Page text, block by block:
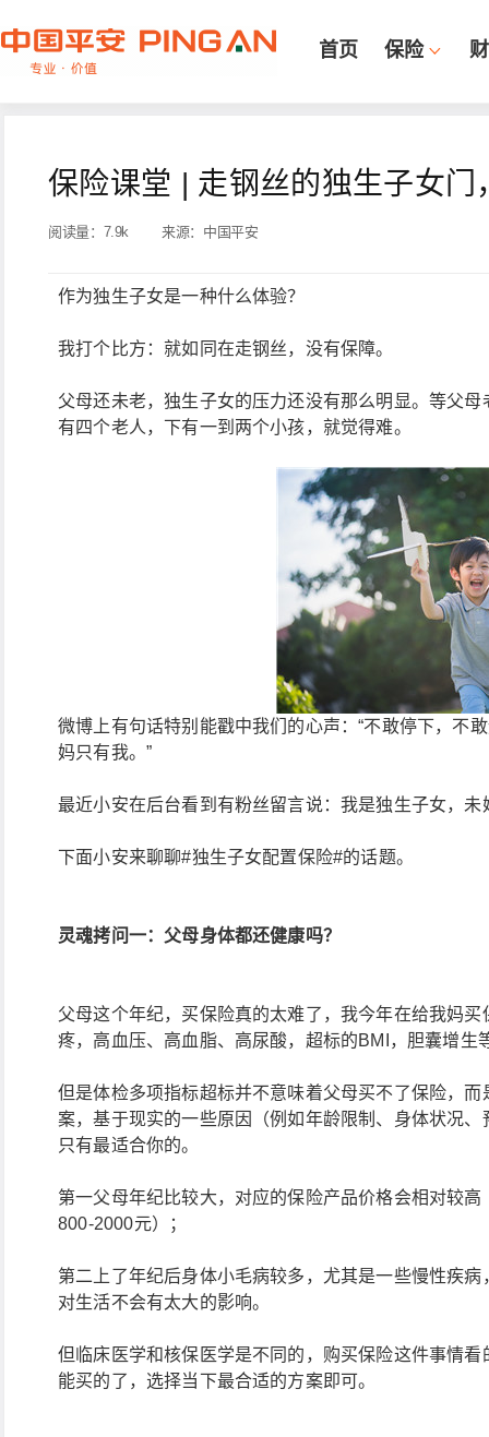
首页 保险
保险课堂 | 走钢丝的独生子女门
阅读量： 7.9k 来源： 中国平安
作为独生子女是一种什么体验？
我打个比方：就如同在走钢丝，没有保障。
父母还未老，独生子女的压力还没有那么明显。等父
有四个老人，下有一到两个小孩，就觉得难。
微博上有句话特别能戳中我们的心声：“不敢停下，不
妈只有我。”
最近小安在后台看到有粉丝留言说：我是独生子女，
下面小安来聊聊#独生子女配置保险#的话题。
灵魂拷问一：父母身体都还健康吗？
父母这个年纪，买保险真的太难了，我今年在给我妈
疼，高血压、高血脂、高尿酸，超标的BMI，胆囊增生
但是体检多项指标超标并不意味着父母买不了保险，
案，基于现实的一些原因（例如年龄限制、身体状况
只有最适合你的。
第一父母年纪比较大，对应的保险产品价格会相对较
800-2000元）；
第二上了年纪后身体小毛病较多，尤其是一些慢性疾
对生活不会有太大的影响。
但临床医学和核保医学是不同的，购买保险这件事情
能买的了，选择当下最合适的方案即可。